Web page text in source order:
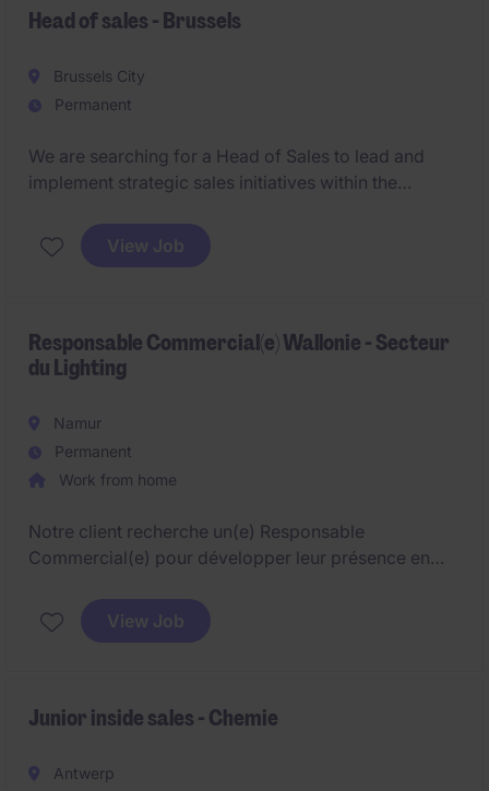
communicatieve vaardigheden,
Head of sales - Brussels
Brussels City
Permanent
We are searching for a Head of Sales to lead and
implement strategic sales initiatives within the
Bruxelles and focuses on driving growth and
fostering strong client relationships in the banking
View Job
Responsable Commercial(e) Wallonie - Secteur
du Lighting
Namur
Permanent
Work from home
Notre client recherche un(e) Responsable
Commercial(e) pour développer leur présence en
portefeuille existant et une forte dimension de
prospection pour conquérir de nouveaux clients.
View Job
Junior inside sales - Chemie
Antwerp